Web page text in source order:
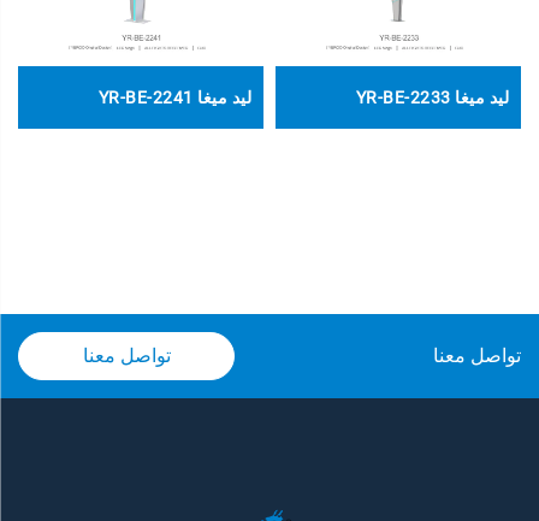
ليد ميغا YR-BE-2233 ليد ميغا YR-BE-2241
تواصل معنا تواصل معنا